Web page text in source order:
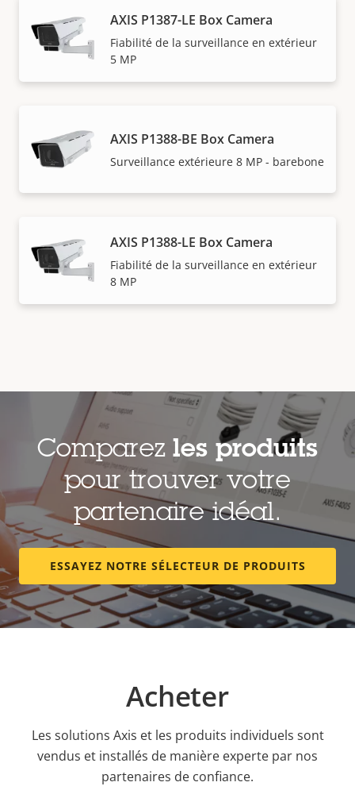
AXIS P1387-LE Box Camera
Fiabilité de la surveillance en extérieur
5 MP
AXIS P1388-BE Box Camera
Surveillance extérieure 8 MP - barebone
AXIS P1388-LE Box Camera
Fiabilité de la surveillance en extérieur
8 MP
Comparez les produits
pour trouver votre
partenaire idéal.
ESSAYEZ NOTRE SÉLECTEUR DE PRODUITS
Acheter
Les solutions Axis et les produits individuels sont
vendus et installés de manière experte par nos
partenaires de confiance.